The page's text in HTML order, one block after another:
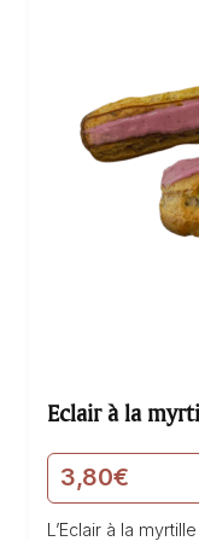
Eclair à la
3,80€
L’Eclair à la